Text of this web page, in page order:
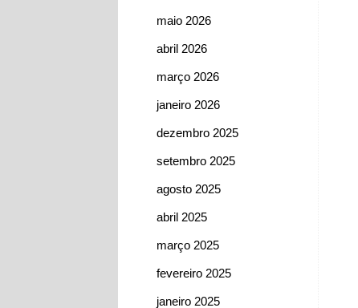
maio 2026
abril 2026
março 2026
janeiro 2026
dezembro 2025
setembro 2025
agosto 2025
abril 2025
março 2025
fevereiro 2025
janeiro 2025